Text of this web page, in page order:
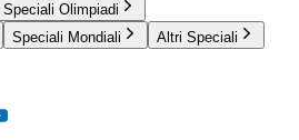
Speciali Olimpiadi
Speciali Mondiali Altri Speciali